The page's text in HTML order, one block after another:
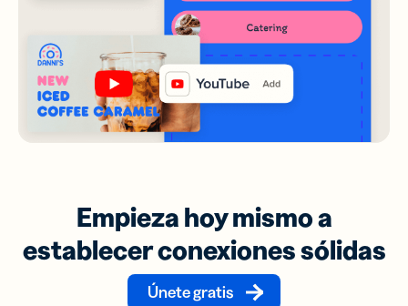
Empieza hoy mismo a
establecer conexiones sólidas
Únete gratis